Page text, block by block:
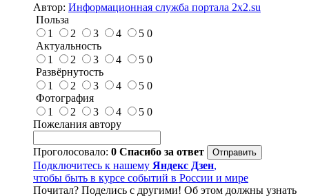
Автор: Информационная служба портала 2x2.su
Польза
1
2 3 4 5 0
Актуальность
1
2 3 4 5 0
Развёрнутость
1
2 3 4 5 0
Фотография
1
2 3 4 5 0
Пожелания автору
Проголосовало: 0 Спасибо за ответ
Подключитесь к нашему Яндекс Дзен,
чтобы быть в курсе событий в России и мире
Почитал? Поделись с другими! Об этом должны узнать